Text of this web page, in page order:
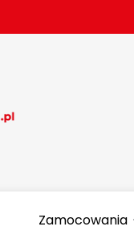
Zamocowania